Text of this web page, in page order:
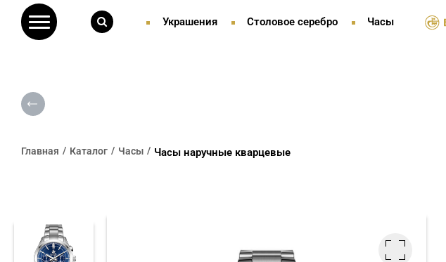
Украшения Столовое серебро Часы
Главная Каталог Часы Часы наручные кварцевые